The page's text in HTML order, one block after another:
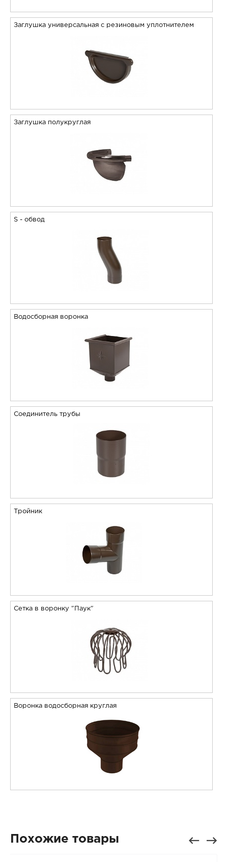
Заглушка универсальная с резиновым уплотнителем
Заглушка полукруглая
S - обвод
Водосборная воронка
Соединитель трубы
Тройник
Сетка в воронку "Паук"
Воронка водосборная круглая
Похожие товары